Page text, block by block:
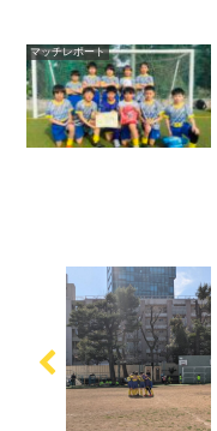
マッチレポート